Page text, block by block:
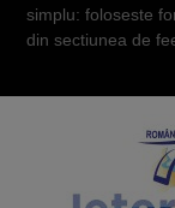
simplu: foloseste
din sectiunea de